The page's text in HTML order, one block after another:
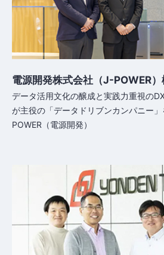
電源開発株式会社（J-POWER）
データ活用文化の醸成と実践力重視の
が主役の「データドリブンカンパニー
POWER（電源開発）